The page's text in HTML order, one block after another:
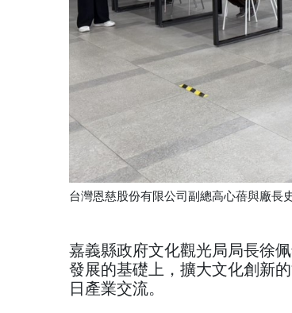
台灣恩慈股份有限公司副總高心蓓與廠長
嘉義縣政府文化觀光局局長徐
發展的基礎上，擴大文化創新
日產業交流。